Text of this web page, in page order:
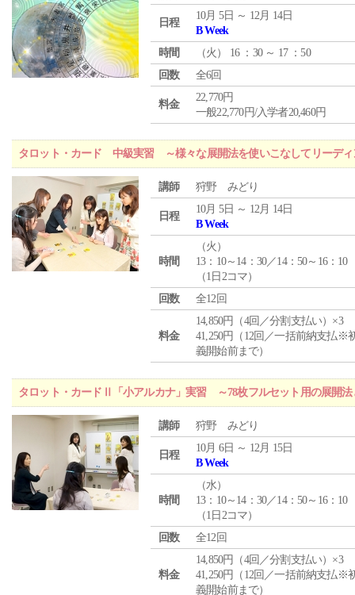
日程
10月 5日 ～ 12月 14日
B Week
時間
（火 ） 16 ：30 ～ 17 ：50
回数
全6回
料金
22,770円
一般22,770円/入学者20,460円
タロット・カード 中級実習 ～様々な展開法を使いこなしてリーディ
講師 狩野 みどり
日程
10月 5日 ～ 12月 14日
B Week
時間
（火 ）
13：10～14：30／14：50～16：10
（1日2コマ）
回数
全12回
料金
14,850円（4回／分割支払い）×3
41,250円（12回／一括前納支払※
義開始前まで）
タロット・カードⅡ「小アルカナ」実習 ～78枚フルセット用の展開法
講師 狩野 みどり
日程
10月 6日 ～ 12月 15日
B Week
時間
（水）
13：10～14：30／14：50～16：10
（1日2コマ）
回数
全12回
料金
14,850円（4回／分割支払い）×3
41,250円（12回／一括前納支払※
義開始前まで）